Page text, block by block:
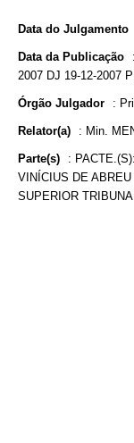
Data do Julgamento
Data da Publicação :
2007 DJ 19-12-2007
Órgão Julgador :
Relator(a) : Min.
Parte(s) :
VINÍCIUS DE
SUPERIOR